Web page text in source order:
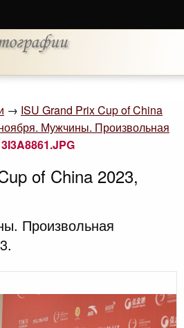
→ ISU Grand Prix Cup of China
Мужчины. Произвольная
3I3A8861.JPG
of China 2023,
Произвольная